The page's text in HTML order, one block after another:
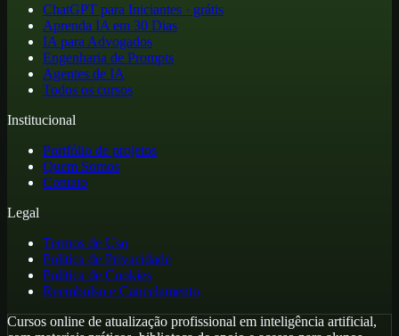
ChatGPT para Iniciantes · grátis
Aprenda IA em 30 Dias
IA para Advogados
Engenharia de Prompts
Agentes de IA
Todos os cursos
Institucional
Portfólio de projetos
Quem Somos
Contato
Legal
Termos de Uso
Política de Privacidade
Política de Cookies
Reembolso e Cancelamento
Cursos online de atualização profissional em inteligência artificial,